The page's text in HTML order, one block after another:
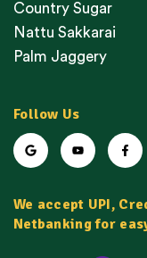
Country Sugar
Nattu Sakkarai
Palm Jaggery
Follow Us
We accept UPI,
Netbanking for